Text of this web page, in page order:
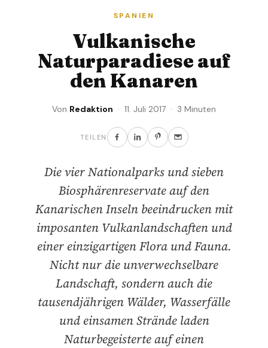
SPANIEN
Vulkanische
Naturparadiese auf
den Kanaren
Von Redaktion · 11. Juli 2017 · 3 Minuten
TEILEN
Die vier Nationalparks und sieben
Biosphärenreservate auf den
Kanarischen Inseln beeindrucken mit
imposanten Vulkanlandschaften und
einer einzigartigen Flora und Fauna.
Nicht nur die unverwechselbare
Landschaft, sondern auch die
tausendjährigen Wälder, Wasserfälle
und einsamen Strände laden
Naturbegeisterte auf einen